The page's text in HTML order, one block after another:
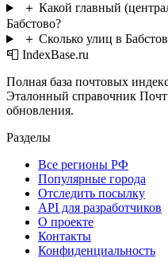
＋ Какой главный
Бабстово?
＋ Сколько улиц в
📮 IndexBase.ru
Полная база почтовых
Эталонный справочник
обновления.
Разделы
Все регионы РФ
Популярные города
Отследить посылку
API для разработчиков
О проекте
Контакты
Конфиденциальность